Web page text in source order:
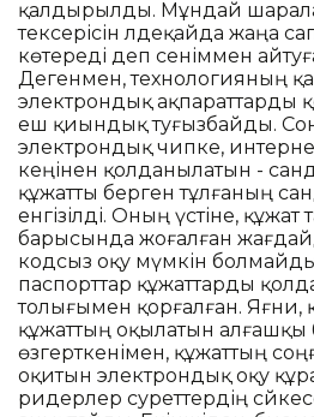
қалдырылды. Мұндай
тексерісін әлдеқайда жаңа
көтереді деп сеніммен
Дегенмен, технологияның
электрондық ақпараттарды
еш қиындық туғызбайды.
электрондық чипке,
кеңінен қолданылатын -
құжатты берген тұлғаның
енгізілді. Оның үстіне,
барысында жоғалған
кодсыз оқу мүмкін
паспорттар құжаттарды
толығымен қорғалған.
құжаттың оқылатын алғашқы
өзгерткенімен, құжаттың
оқитын электрондық оқу
ридерлер суреттердің